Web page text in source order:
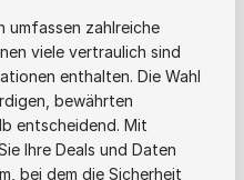
umfassen zahlreiche
viele vertraulich sind
enthalten. Die Wahl
bewährten
entscheidend. Mit
Ihre Deals und Daten
bei dem die Sicherheit